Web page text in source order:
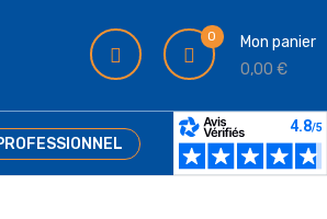
0
Mon panier
0,00 €